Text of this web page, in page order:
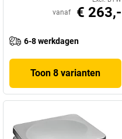
vanaf € 263,-
6-8 werkdagen
Toon 8 varianten